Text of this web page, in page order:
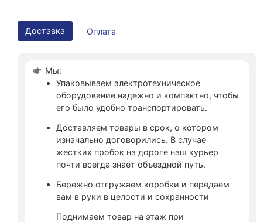
Доставка Оплата
Мы:
Упаковываем электротехническое
оборудование надежно и компактно, чтобы
его было удобно транспортировать.
Доставляем товары в срок, о котором
изначально договорились. В случае
жестких пробок на дороге наш курьер
почти всегда знает объездной путь.
Бережно отгружаем коробки и передаем
вам в руки в целости и сохранности
Поднимаем товар на этаж при